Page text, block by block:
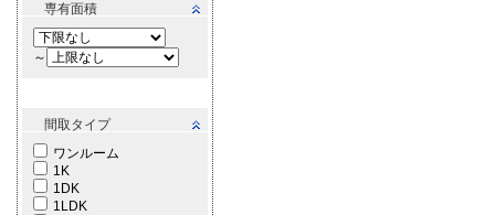
専有面積
～
間取タイプ
ワンルーム
1K
1DK
1LDK